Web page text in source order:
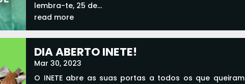
lembra-te, 25 de...
read more
DIA ABERTO INETE!
Mar 30, 2023
O INETE abre as suas portas a todos os que queiram